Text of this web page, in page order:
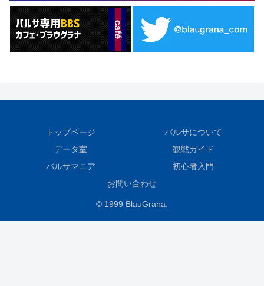
トップページ
バルサについて
データ室
観戦ガイド
バルサマニア
初心者入門
お問い合わせ
© 1999 BlauGrana.